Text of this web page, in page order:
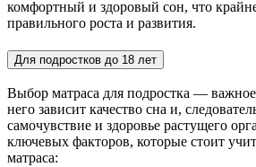
комфортный и здоровый сон, что
правильного роста и развития.
Для подростков до 18 лет
Выбор матраса для подростка —
него зависит качество сна и,
самочувствие и здоровье растущего
ключевых факторов, которые стоит
матраса: